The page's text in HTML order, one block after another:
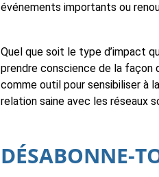
événements importants ou
Quel que soit le type d’impact
prendre conscience de la façon
comme outil pour sensibiliser à
relation saine avec les réseaux
DÉSABONNE-